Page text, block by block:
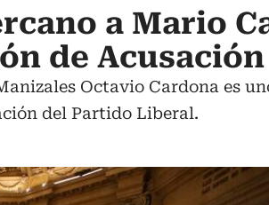
a Mario
de Acusación
Octavio Cardona es
del Partido Liberal.